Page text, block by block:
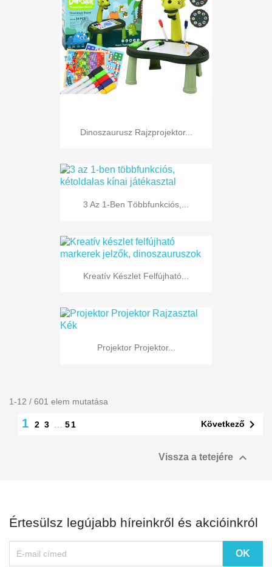
Dinoszaurusz Rajzprojektor...
3 Az 1-Ben Többfunkciós,...
Kreatív Készlet Felfújható...
Projektor Projektor...
1-12 / 601 elem mutatása
1 2 3 51 Következő 
Vissza a tetejére 
Értesülsz legújabb híreinkről és akcióinkról